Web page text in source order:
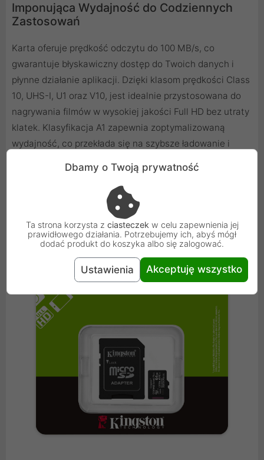
Imponująca Wydajność do Codziennych
Zastosowań
Karta oferuje prędkość odczytu do 100 MB/s, co
gwarantuje błyskawiczny dostęp do Twoich danych i
płynne działanie aplikacji. Dzięki klasom prędkości Class
10, UHS-I, U1 oraz V10, jest idealnie przystosowana do
nagrywania filmów w wysokiej jakości Full HD bez utraty
klatek. Klasyfikacja A1 zapewnia zoptymalizowaną
wydajność, co przekłada się na szybsze ładowanie i
bezpośrednio na karcie.
Dbamy o Twoją prywatność
Ta strona korzysta z ciasteczek w celu zapewnienia jej
prawidłowego działania. Potrzebujemy ich, abyś mógł
dodać produkt do koszyka albo się zalogować.
Ustawienia Akceptuję wszystko